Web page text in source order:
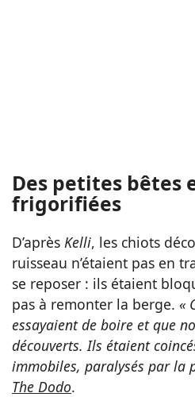
Des petites bêtes
frigorifiées
D’après Kelli, les chiots
ruisseau n’étaient pas en
se reposer : ils étaient
pas à remonter la berge. «
essayaient de boire et que
découverts. Ils étaient
immobiles, paralysés par la
The Dodo.